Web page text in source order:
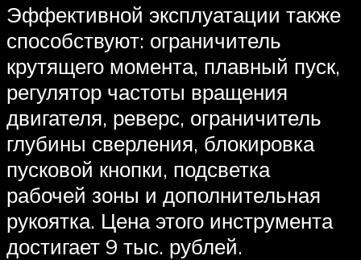
Эффективной эксплуатации также
способствуют: ограничитель
крутящего момента, плавный пуск,
регулятор частоты вращения
двигателя, реверс, ограничитель
глубины сверления, блокировка
пусковой кнопки, подсветка
рабочей зоны и дополнительная
рукоятка. Цена этого инструмента
достигает 9 тыс. рублей.